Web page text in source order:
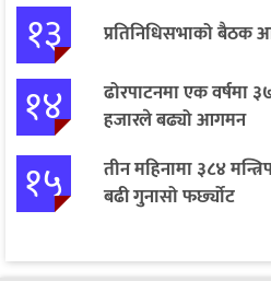
१३ प्रतिनिधिसभाको बैठक
१४
ढोरपाटनमा एक वर्षमा
हजारले बढ्यो आगमन
१५
तीन महिनामा ३८४
बढी गुनासो फर्छ्योट